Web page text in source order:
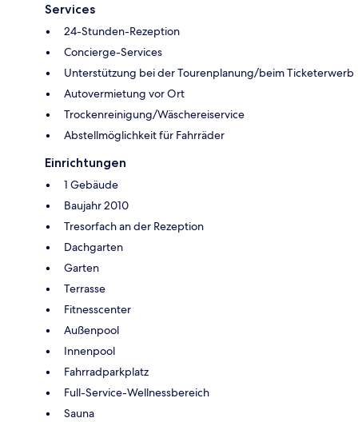
Services
24-Stunden-Rezeption
Concierge-Services
Unterstützung bei der Tourenplanung/beim Ticketerwerb
Autovermietung vor Ort
Trockenreinigung/Wäschereiservice
Abstellmöglichkeit für Fahrräder
Einrichtungen
1 Gebäude
Baujahr 2010
Tresorfach an der Rezeption
Dachgarten
Garten
Terrasse
Fitnesscenter
Außenpool
Innenpool
Fahrradparkplatz
Full-Service-Wellnessbereich
Sauna